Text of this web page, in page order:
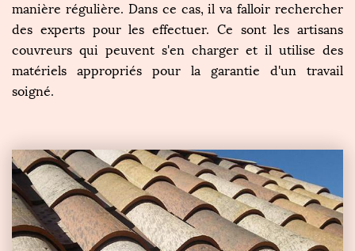
manière régulière. Dans ce cas, il va falloir rechercher
des experts pour les effectuer. Ce sont les artisans
couvreurs qui peuvent s'en charger et il utilise des
matériels appropriés pour la garantie d'un travail
soigné.